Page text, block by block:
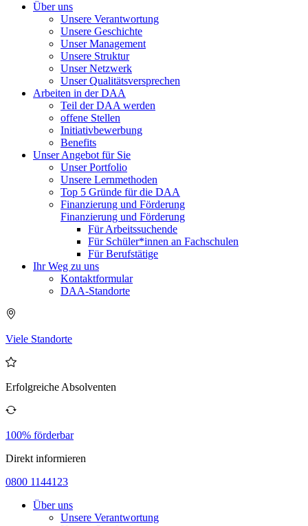
Über uns
Unsere Verantwortung
Unsere Geschichte
Unser Management
Unsere Struktur
Unser Netzwerk
Unser Qualitätsversprechen
Arbeiten in der DAA
Teil der DAA werden
offene Stellen
Initiativbewerbung
Benefits
Unser Angebot für Sie
Unser Portfolio
Unsere Lernmethoden
Top 5 Gründe für die DAA
Finanzierung und Förderung
Finanzierung und Förderung
Für Arbeitssuchende
Für Schüler*innen an Fachschulen
Für Berufstätige
Ihr Weg zu uns
Kontaktformular
DAA-Standorte
Viele Standorte
Erfolgreiche Absolventen
100% förderbar
Direkt informieren
0800 1144123
Über uns
Unsere Verantwortung